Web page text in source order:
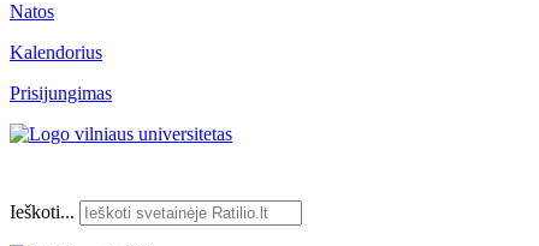
Natos
Kalendorius
Prisijungimas
Ieškoti...